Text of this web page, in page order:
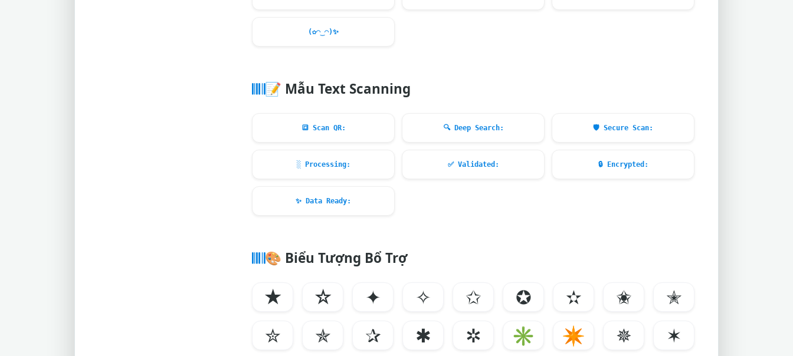
(✿◠‿◠)✨
📝 Mẫu Text Scanning
🔳Scan QR: 🔍Deep Search: 🛡️ Secure Scan:
░ Processing: ✅Validated: 🔒Encrypted:
✨ Data Ready:
🎨 Biểu Tượng Bổ Trợ
★ ☆ ✦ ✧ ✩ ✪ ✫ ✬
✭
✮
✯ ✰ ✱ ✲ ✳ ✴ ✵
✶